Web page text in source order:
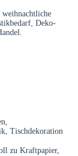
Deko-
Tischdekoration
zu Kraftpapier,